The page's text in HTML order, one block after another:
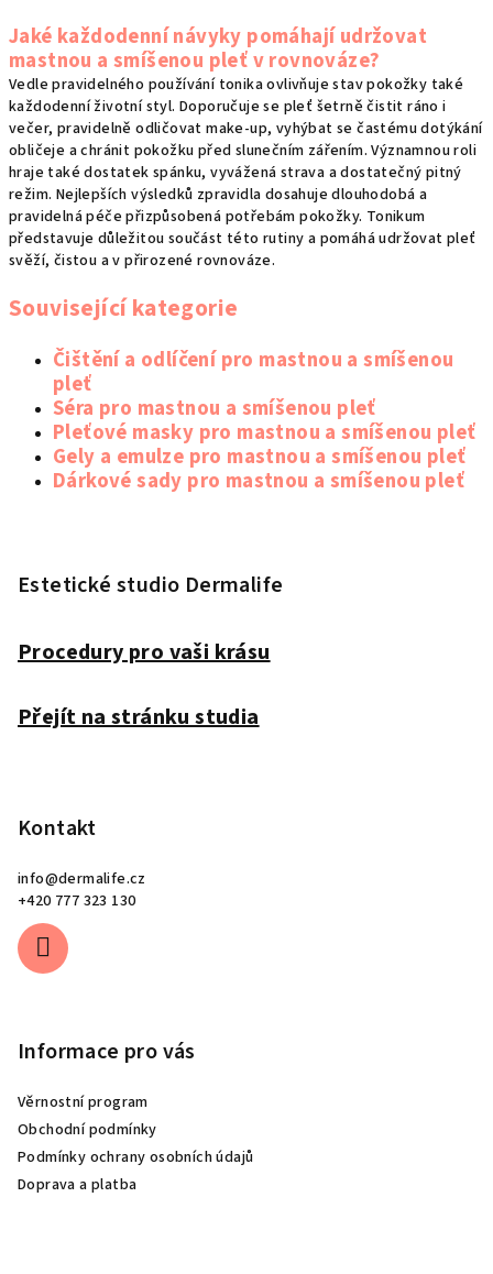
Jaké každodenní návyky pomáhají udržovat
mastnou a smíšenou pleť v rovnováze?
Vedle pravidelného používání tonika ovlivňuje stav pokožky také
každodenní životní styl. Doporučuje se pleť šetrně čistit ráno i
večer, pravidelně odličovat make-up, vyhýbat se častému dotýkání
obličeje a chránit pokožku před slunečním zářením. Významnou roli
hraje také dostatek spánku, vyvážená strava a dostatečný pitný
režim. Nejlepších výsledků zpravidla dosahuje dlouhodobá a
pravidelná péče přizpůsobená potřebám pokožky. Tonikum
představuje důležitou součást této rutiny a pomáhá udržovat pleť
svěží, čistou a v přirozené rovnováze.
Související kategorie
Čištění a odlíčení pro mastnou a smíšenou
pleť
Séra pro mastnou a smíšenou pleť
Pleťové masky pro mastnou a smíšenou pleť
Gely a emulze pro mastnou a smíšenou pleť
Dárkové sady pro mastnou a smíšenou pleť
Estetické studio Dermalife
Procedury pro vaši krásu
Přejít na stránku studia
Kontakt
info@dermalife.cz
+420 777 323 130
Informace pro vás
Věrnostní program
Obchodní podmínky
Podmínky ochrany osobních údajů
Doprava a platba